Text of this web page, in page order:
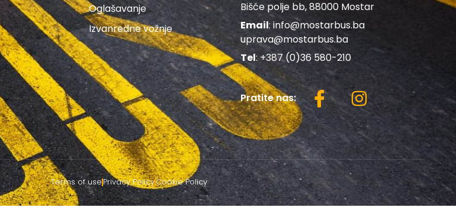
Oglašavanje
Izvanredne vožnje
Bišće polje bb, 88000 Mostar
Email: info@mostarbus.ba
uprava@mostarbus.ba
Tel: +387 (0)36 580-210
Pratite nas:
Terms of usePrivacy PolicyCookie Policy